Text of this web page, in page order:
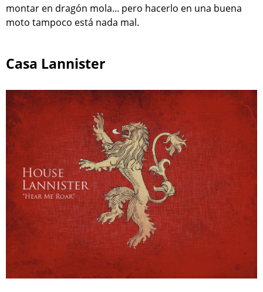
montar en dragón mola... pero hacerlo en una buena
moto tampoco está nada mal.
Casa Lannister